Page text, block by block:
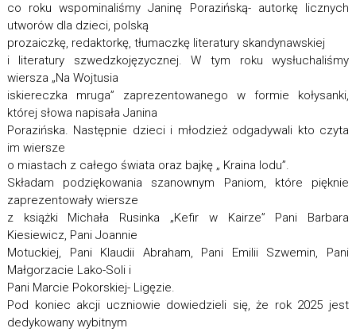
co roku wspominaliśmy Janinę Porazińską- autorkę licznych
utworów dla dzieci, polską
prozaiczkę, redaktorkę, tłumaczkę literatury skandynawskiej
i literatury szwedzkojęzycznej. W tym roku wysłuchaliśmy
wiersza „Na Wojtusia
iskiereczka mruga” zaprezentowanego w formie kołysanki,
której słowa napisała Janina
Porazińska. Następnie dzieci i młodzież odgadywali kto czyta
im wiersze
o miastach z całego świata oraz bajkę „ Kraina lodu”.
Składam podziękowania szanownym Paniom, które pięknie
zaprezentowały wiersze
z książki Michała Rusinka „Kefir w Kairze” Pani Barbara
Kiesiewicz, Pani Joannie
Motuckiej, Pani Klaudii Abraham, Pani Emilii Szwemin, Pani
Małgorzacie Lako-Soli i
Pani Marcie Pokorskiej- Ligęzie.
Pod koniec akcji uczniowie dowiedzieli się, że rok 2025 jest
dedykowany wybitnym